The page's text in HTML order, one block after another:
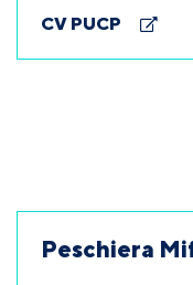
CV PUCP
Peschiera